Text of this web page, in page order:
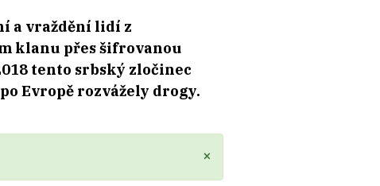
a vraždění lidí z
klanu přes šifrovanou
tento srbský zločinec
Evropě rozvážely drogy.
×